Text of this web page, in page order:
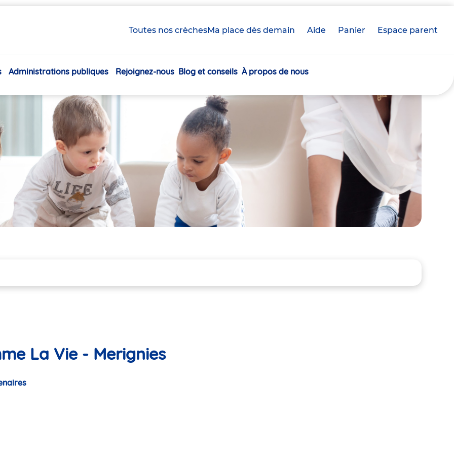
Toutes nos crèchesMa place dès demain Aide Panier crèche(s)
Espace parent
Navigation
Administrations publiques Rejoignez-nous Blog et conseils À propos de nous
La Vie - Merignies